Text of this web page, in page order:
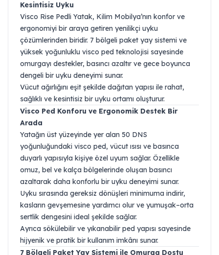
Kesintisiz Uyku
Visco Rise Pedli Yatak, Kilim Mobilya’nın konfor ve
ergonomiyi bir araya getiren yenilikçi uyku
çözümlerinden biridir. 7 bölgeli paket yay sistemi ve
yüksek yoğunluklu visco ped teknolojisi sayesinde
omurgayı destekler, basıncı azaltır ve gece boyunca
dengeli bir uyku deneyimi sunar.
Vücut ağırlığını eşit şekilde dağıtan yapısı ile rahat,
sağlıklı ve kesintisiz bir uyku ortamı oluşturur.
Visco Ped Konforu ve Ergonomik Destek Bir
Arada
Yatağın üst yüzeyinde yer alan 50 DNS
yoğunluğundaki visco ped, vücut ısısı ve basınca
duyarlı yapısıyla kişiye özel uyum sağlar. Özellikle
omuz, bel ve kalça bölgelerinde oluşan basıncı
azaltarak daha konforlu bir uyku deneyimi sunar.
Uyku sırasında gereksiz dönüşleri minimuma indirir,
kasların gevşemesine yardımcı olur ve yumuşak–orta
sertlik dengesini ideal şekilde sağlar.
Ayrıca sökülebilir ve yıkanabilir ped yapısı sayesinde
hijyenik ve pratik bir kullanım imkânı sunar.
7 Bölgeli Paket Yay Sistemi ile Omurga Dostu